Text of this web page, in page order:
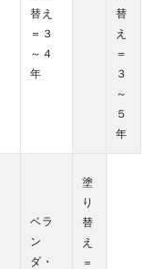
替え
＝３
～４
年
替
え
＝
３
～
５
年
ベラ
ン
ダ・
塗
り
替
え
＝